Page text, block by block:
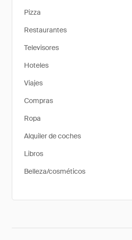
Pizza
Restaurantes
Televisores
Hoteles
Viajes
Compras
Ropa
Alquiler de coches
Libros
Belleza/cosméticos